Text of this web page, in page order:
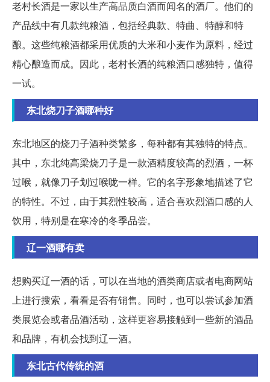
老村长酒是一家以生产高品质白酒而闻名的酒厂。他们的
产品线中有几款纯粮酒，包括经典款、特曲、特醇和特
酿。这些纯粮酒都采用优质的大米和小麦作为原料，经过
精心酿造而成。因此，老村长酒的纯粮酒口感独特，值得
一试。
东北烧刀子酒哪种好
东北地区的烧刀子酒种类繁多，每种都有其独特的特点。
其中，东北纯高梁烧刀子是一款酒精度较高的烈酒，一杯
过喉，就像刀子划过喉咙一样。它的名字形象地描述了它
的特性。不过，由于其烈性较高，适合喜欢烈酒口感的人
饮用，特别是在寒冷的冬季品尝。
辽一酒哪有卖
想购买辽一酒的话，可以在当地的酒类商店或者电商网站
上进行搜索，看看是否有销售。同时，也可以尝试参加酒
类展览会或者品酒活动，这样更容易接触到一些新的酒品
和品牌，有机会找到辽一酒。
东北古代传统的酒